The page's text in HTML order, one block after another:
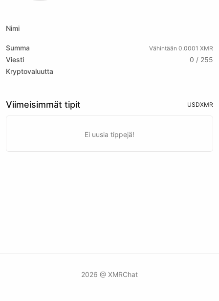
Nimi
Summa Vähintään 0.0001 XMR
Viesti
0 / 255
Kryptovaluutta
Viimeisimmät tipit USDXMR
Ei uusia tippejä!
2026 @ XMRChat